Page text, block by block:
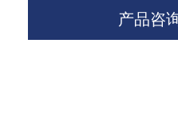
产品咨